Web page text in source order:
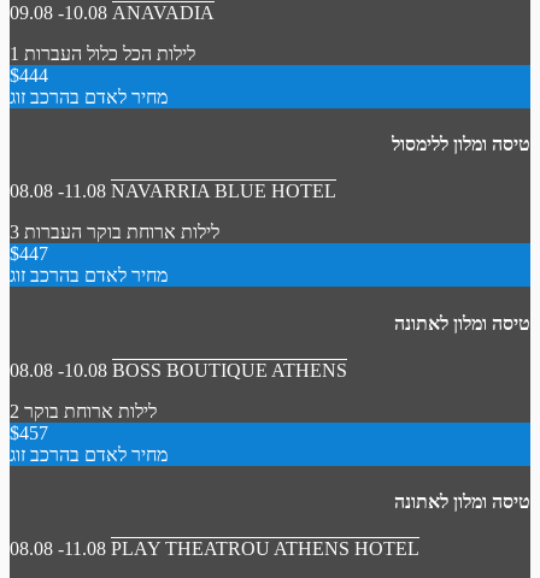
09.08 -10.08 ANAVADIA
1 לילות הכל כלול העברות
$444
מחיר לאדם בהרכב זוג
טיסה ומלון ללימסול
08.08 -11.08 NAVARRIA BLUE HOTEL
3 לילות ארוחת בוקר העברות
$447
מחיר לאדם בהרכב זוג
טיסה ומלון לאתונה
08.08 -10.08 BOSS BOUTIQUE ATHENS
2 לילות ארוחת בוקר
$457
מחיר לאדם בהרכב זוג
טיסה ומלון לאתונה
08.08 -11.08 PLAY THEATROU ATHENS HOTEL